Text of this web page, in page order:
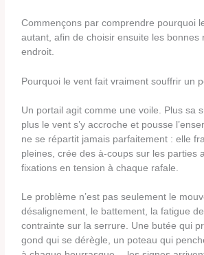
Commençons par comprendre pourquoi
autant, afin de choisir ensuite les bonnes
endroit.
Pourquoi le vent fait vraiment souffrir un
Un portail agit comme une voile. Plus sa
plus le vent s’y accroche et pousse
ne se répartit jamais parfaitement : elle
pleines, crée des à-coups sur les parties
fixations en tension à chaque rafale.
Le problème n’est pas seulement le
désalignement, le battement, la fatigue
contrainte sur la serrure. Une butée qui
gond qui se dérègle, un poteau qui